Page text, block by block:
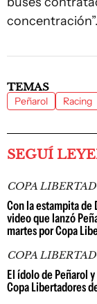
concentración”.
TEMAS
Peñarol Racing
SEGUÍ
COPA
Con la estampita de
video que lanzó
martes por Copa
COPA
El ídolo de Peñarol
Copa Libertadores